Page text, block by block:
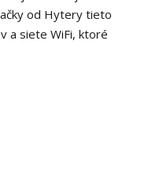
od Hytery tieto
a siete WiFi, ktoré